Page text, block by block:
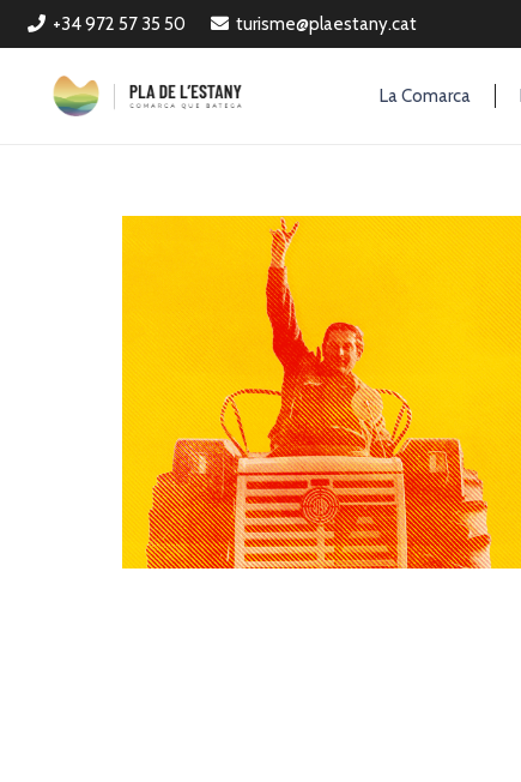
+34 972 57 35 50 turisme@plaestany.cat
La Comarca